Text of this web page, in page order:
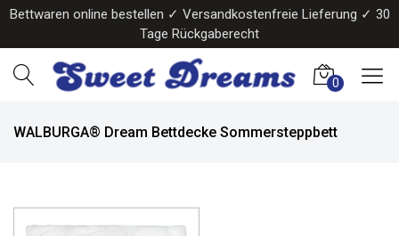
Bettwaren online bestellen ✓ Versandkostenfreie Lieferung ✓ 30
Tage Rückgaberecht
0
WALBURGA® Dream Bettdecke Sommersteppbett